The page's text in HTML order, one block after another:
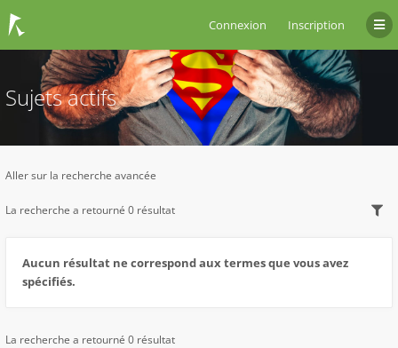
Connexion Inscription
Sujets actifs
Aller sur la recherche avancée
La recherche a retourné 0 résultat
Aucun résultat ne correspond aux termes que vous avez
spécifiés.
La recherche a retourné 0 résultat